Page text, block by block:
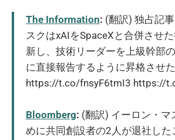
The Information: (翻訳) 独占記
スクはxAIをSpaceXと合併させ
新し、技術リーダーを上級幹部
に直接報告するように昇格させた
https://t.co/fnsyF6tmI3 https://
Bloomberg: (翻訳) イーロン・マ
めに共同創設者の2人が退社した